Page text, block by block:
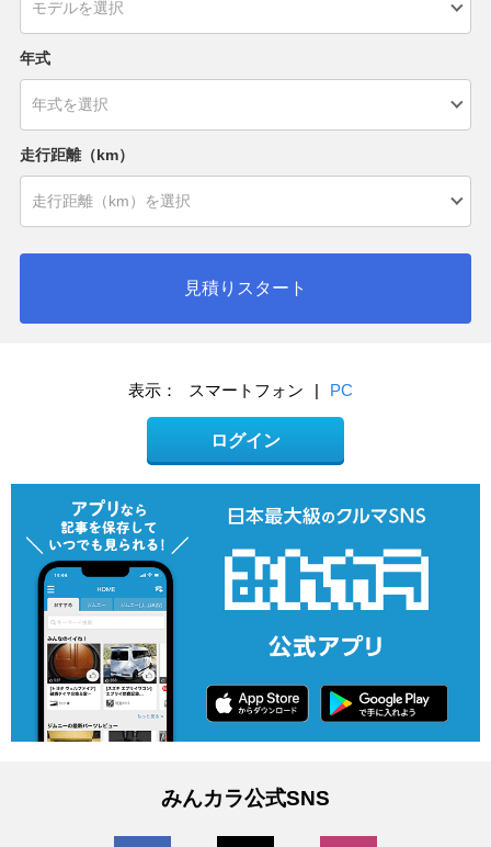
年式
走行距離（km）
見積りスタート
表示： スマートフォン PC
ログイン
みんカラ公式SNS